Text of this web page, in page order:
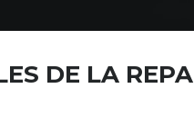
DE LA